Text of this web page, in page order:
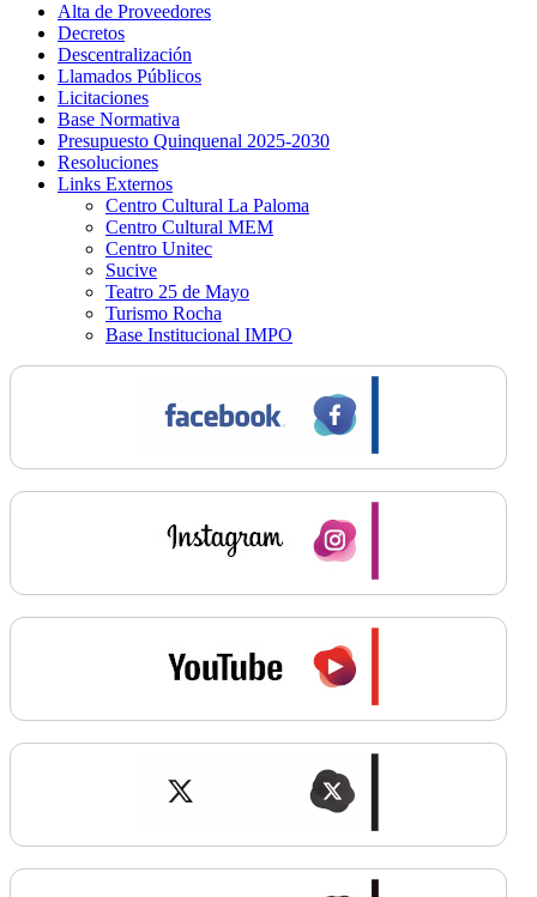
Alta de Proveedores
Decretos
Descentralización
Llamados Públicos
Licitaciones
Base Normativa
Presupuesto Quinquenal 2025-2030
Resoluciones
Links Externos
Centro Cultural La Paloma
Centro Cultural MEM
Centro Unitec
Sucive
Teatro 25 de Mayo
Turismo Rocha
Base Institucional IMPO